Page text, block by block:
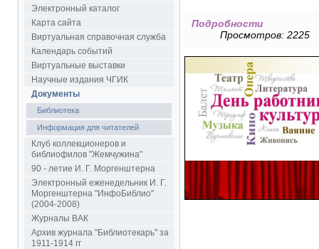
Электронный каталог
Карта сайта
Виртуальная справочная служба
Календарь событий
Виртуальные выставки
Научные издания ЧГИК
Документы
Библиотека
Информация для читателей
Клуб коллекционеров и
библиофилов "Жемчужина"
90 - летие И. Г. Моргенштерна
Электронный еженедельник И. Г.
Моргенштерна "ИнфоБиблио"
(2004-2008)
Журналы ВАК
Архив журнала "Библиотекарь" за
1911-1914 гг
Подробности
Просмотров: 2225